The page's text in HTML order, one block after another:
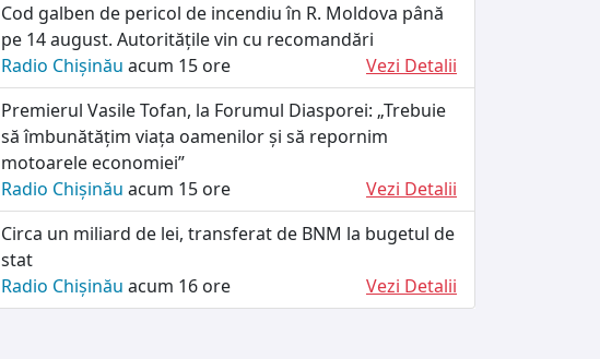
Cod galben de pericol de incendiu în R. Moldova până
pe 14 august. Autoritățile vin cu recomandări
Radio Chișinău acum 15 ore
Vezi Detalii
Premierul Vasile Tofan, la Forumul Diasporei: „Trebuie
să îmbunătățim viața oamenilor și să repornim
motoarele economiei”
Radio Chișinău acum 15 ore
Vezi Detalii
Circa un miliard de lei, transferat de BNM la bugetul de
stat
Radio Chișinău acum 16 ore Vezi Detalii